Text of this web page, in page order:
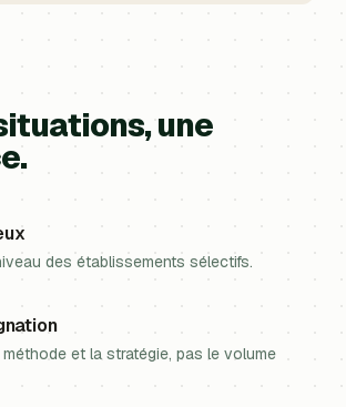
une
des établissements sélectifs.
et la stratégie, pas le volume